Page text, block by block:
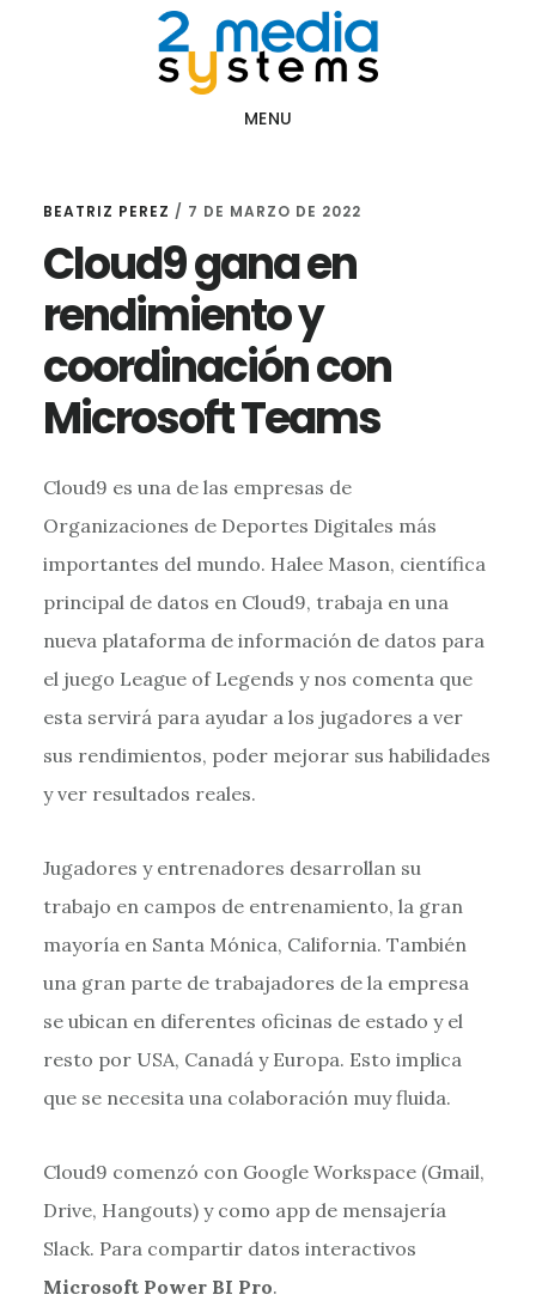
MENU
BEATRIZ PEREZ / 7 DE MARZO DE 2022
Cloud9 gana en
rendimiento y
coordinación con
Microsoft Teams
Cloud9 es una de las empresas de
Organizaciones de Deportes Digitales más
importantes del mundo. Halee Mason, científica
principal de datos en Cloud9, trabaja en una
nueva plataforma de información de datos para
el juego League of Legends y nos comenta que
esta servirá para ayudar a los jugadores a ver
sus rendimientos, poder mejorar sus habilidades
y ver resultados reales.
Jugadores y entrenadores desarrollan su
trabajo en campos de entrenamiento, la gran
mayoría en Santa Mónica, California. También
una gran parte de trabajadores de la empresa
se ubican en diferentes oficinas de estado y el
resto por USA, Canadá y Europa. Esto implica
que se necesita una colaboración muy fluida.
Cloud9 comenzó con Google Workspace (Gmail,
Drive, Hangouts) y como app de mensajería
Slack. Para compartir datos interactivos
Microsoft Power BI Pro.